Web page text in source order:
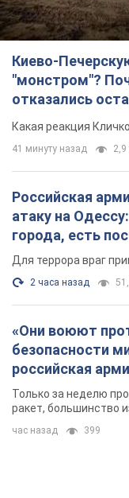
Киево-
"монстром"?
отказались
небоскреба
Какая реакция
41 минуту назад 2,9
Российская
атаку на
города, есть
Для террора враг
2 часа назад
«Они воюют
безопасности
российская
Одессе
Только за неделю
ракет, большинство
час назад 399